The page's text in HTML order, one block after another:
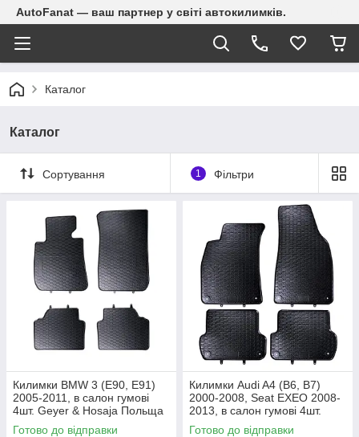
AutoFanat — ваш партнер у світі автокилимків.
Каталог
Каталог
Сортування 1 Фільтри
Килимки BMW 3 (E90, E91)
2005-2011, в салон гумові
4шт. Geyer & Hosaja Польща
(826/4C)
Готово до відправки
Килимки Audi A4 (B6, B7)
2000-2008, Seat EXEO 2008-
2013, в салон гумові 4шт.
Geyer & Hosaja Польща
Готово до відправки